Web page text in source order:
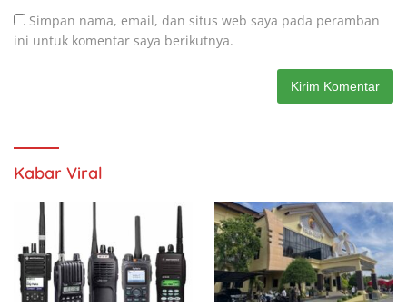
Simpan nama, email, dan situs web saya pada peramban
ini untuk komentar saya berikutnya.
Kabar Viral